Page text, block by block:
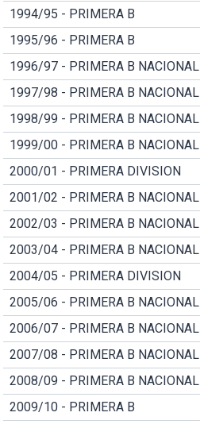
1994/95 - PRIMERA B
1995/96 - PRIMERA B
1996/97 - PRIMERA B NACIONAL
1997/98 - PRIMERA B NACIONAL
1998/99 - PRIMERA B NACIONAL
1999/00 - PRIMERA B NACIONAL
2000/01 - PRIMERA DIVISION
2001/02 - PRIMERA B NACIONAL
2002/03 - PRIMERA B NACIONAL
2003/04 - PRIMERA B NACIONAL
2004/05 - PRIMERA DIVISION
2005/06 - PRIMERA B NACIONAL
2006/07 - PRIMERA B NACIONAL
2007/08 - PRIMERA B NACIONAL
2008/09 - PRIMERA B NACIONAL
2009/10 - PRIMERA B